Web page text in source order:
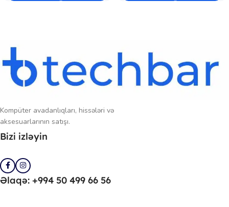
Kompüter avadanlıqları, hissələri və
aksesuarlarının satışı.
Bizi izləyin
Əlaqə: +994 50 499 66 56